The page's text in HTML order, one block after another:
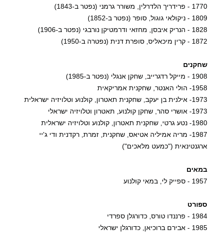
1770 - פרידריך הלדרלין, משורר גרמני (נפטר ב-1843)
1809 - ניקולאי גוגול, סופר (נפטר ב-1852)
1828 - הנריק איבסן, מחזאי ודרמטיקן נורבגי (נפטר ב-1906)
1872 - קרין מיכאליס, סופרת דנית (נפטרה ב-1950)
שחקנים
1908 - מייקל רדגרייב, שחקן אנגלי (נפטר ב-1985)
1958- הולי האנטר, שחקנית אמריקאית
1973- אילנית בן יעקב, שחקנית תאטרון, קולנוע וטלויזיה ישראלית
1973- אושרי סהר, שחקן קולנוע, תאטרון וטלויזיה ישראלי
1980- נטע גרטי, שחקנית תאטרון, קולנוע וטלויזיה ישראלית
1987- מריה אמיליה אטיאס, שחקנית, זמרת, רקדנית ודי ג'יי
ארגנטינאית ("כמעט מלאכים")
במאים
1957 - ספייק לי, במאי קולנוע
ספורט
1984 - פרננדו טורס, כדורגלן ספרדי
1985 - אבירם ברוכיאן, כדורגלן ישראלי